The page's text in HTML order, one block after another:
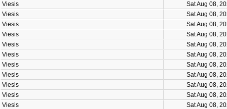
Viesis
Sat Aug 08,
Viesis
Sat Aug 08,
Viesis
Sat Aug 08,
Viesis
Sat Aug 08,
Viesis
Sat Aug 08,
Viesis
Sat Aug 08,
Viesis
Sat Aug 08,
Viesis
Sat Aug 08,
Viesis
Sat Aug 08,
Viesis
Sat Aug 08,
Viesis
Sat Aug 08,